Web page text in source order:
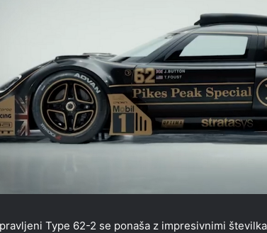
Type 62-2 se ponaša z impresivnimi